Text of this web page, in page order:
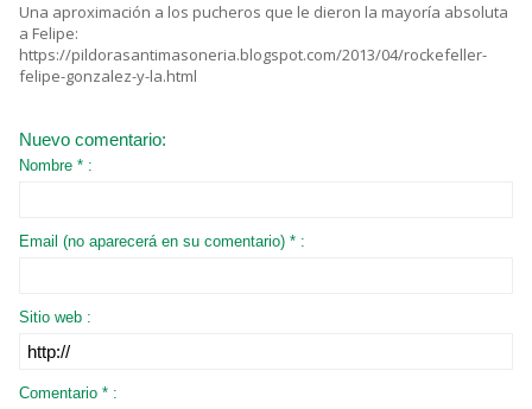
Una aproximación a los pucheros que le dieron la mayoría absoluta
a Felipe:
https://pildorasantimasoneria.blogspot.com/2013/04/rockefeller-
felipe-gonzalez-y-la.html
Nuevo comentario:
Nombre * :
Email (no aparecerá en su comentario) * :
Sitio web :
Comentario * :